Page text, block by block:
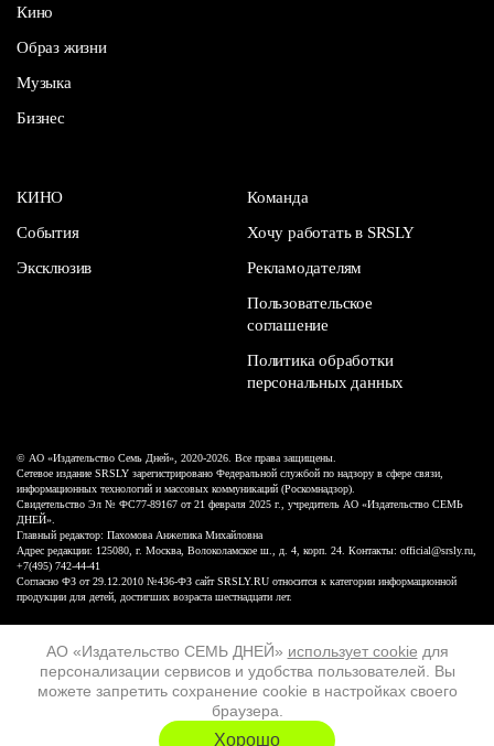
АО «Издательство СЕМЬ ДНЕЙ» использует cookie для
персонализации сервисов и удобства пользователей. Вы
можете запретить сохранение cookie в настройках своего
браузера.
Хорошо
Кино
Образ жизни
Музыка
Бизнес
КИНО
События
Эксклюзив
Команда
Хочу работать в SRSLY
Рекламодателям
Пользовательское
соглашение
Политика обработки
персональных данных
16+
© АО «Издательство Семь Дней», 2020-2026. Все права защищены.
Сетевое издание SRSLY зарегистрировано Федеральной службой по надзору в сфере связи,
информационных технологий и массовых коммуникаций (Роскомнадзор).
Свидетельство Эл № ФС77-89167 от 21 февраля 2025 г., учредитель АО «Издательство СЕМЬ
ДНЕЙ».
Главный редактор: Пахомова Анжелика Михайловна
Адрес редакции: 125080, г. Москва, Волоколамское ш., д. 4, корп. 24. Контакты: official@srsly.ru,
+7(495) 742-44-41
Согласно ФЗ от 29.12.2010 №436-ФЗ сайт SRSLY.RU относится к категории информационной
продукции для детей, достигших возраста шестнадцати лет.
ХОЧУ ЕЩЁ